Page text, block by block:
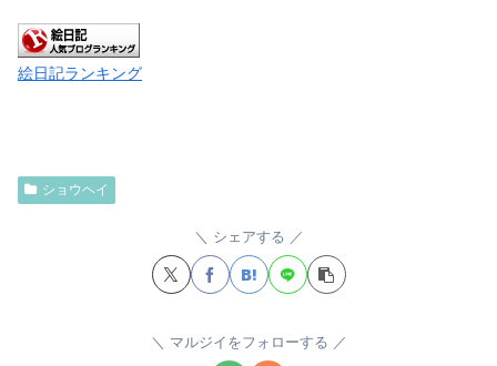
絵日記ランキング
ショウヘイ
シェアする
マルジイをフォローする